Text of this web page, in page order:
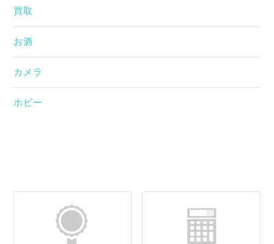
買取
お酒
カメラ
ホビー